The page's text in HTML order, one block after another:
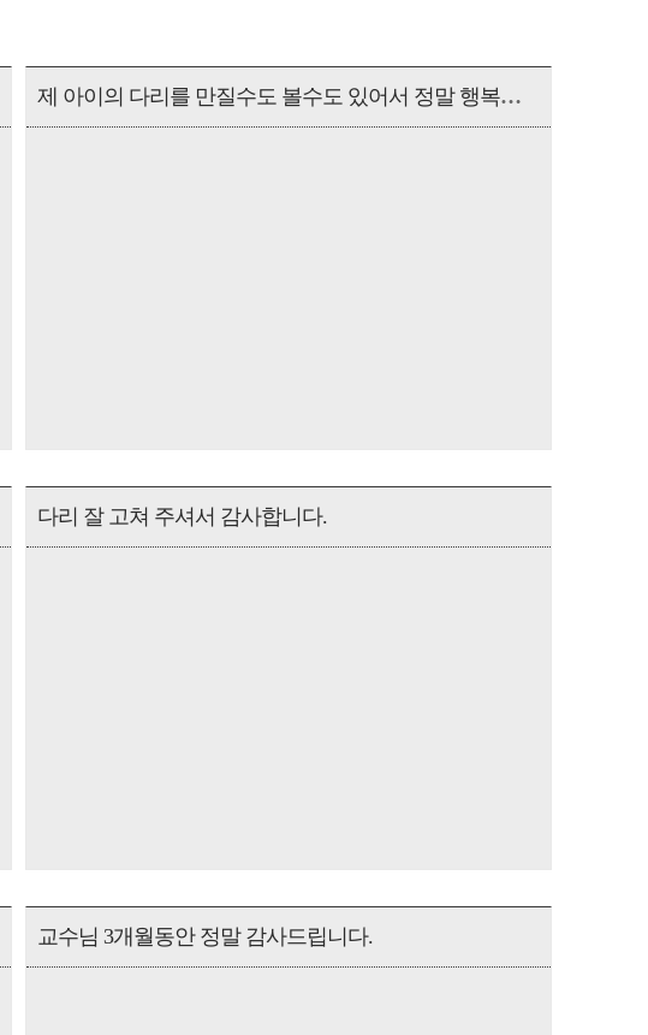
제 아이의 다리를 만질수도 볼수도 있어서 정말 행복해요
다리 잘 고쳐 주셔서 감사합니다.
교수님 3개월동안 정말 감사드립니다.